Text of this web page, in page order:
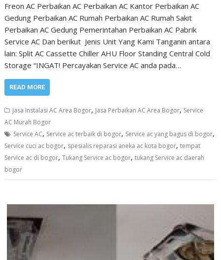
Freon AC Perbaikan AC Perbaikan AC Kantor Perbaikan AC
Gedung Perbaikan AC Rumah Perbaikan AC Rumah Sakit
Perbaikan AC Gedung Pemerintahan Perbaikan AC Pabrik
Service AC Dan berikut Jenis Unit Yang Kami Tanganin antara
lain: Split AC Cassette Chiller AHU Floor Standing Central Cold
Storage “INGAT! Percayakan Service AC anda pada…
READ MORE
Jasa Instalasi AC Area Bogor, Jasa Perbaikan AC Area Bogor, Service
AC Murah Bogor
Service AC, Service ac terbaik di bogor, Service ac yang bagus di bogor,
Service cuci ac bogor, spesialis reparasi aneka ac kota bogor,tempat
Service ac di bogor,Tukang Service ac bogor,tukang Service ac daerah
bogor